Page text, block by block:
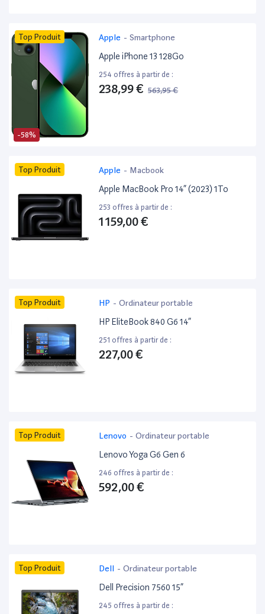
-58%
Top Produit Apple - Smartphone
Apple iPhone 13 128Go
254 offres à partir de :
238,99 € 563,95 €
Top Produit Apple - Macbook
Apple MacBook Pro 14” (2023) 1To
253 offres à partir de :
1 159,00 €
Top Produit HP - Ordinateur portable
HP EliteBook 840 G6 14”
251 offres à partir de :
227,00 €
Top Produit Lenovo - Ordinateur portable
Lenovo Yoga G6 Gen 6
246 offres à partir de :
592,00 €
Top Produit Dell - Ordinateur portable
Dell Precision 7560 15”
245 offres à partir de :